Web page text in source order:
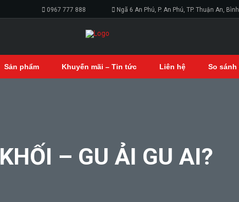
Ngã 6 An Phú, P. An Phú, TP. Thuận An,
0967 777 888
Sản phẩm Khuyến mãi – Tin tức Liên hệ So sánh
– GU ẢI GU AI?